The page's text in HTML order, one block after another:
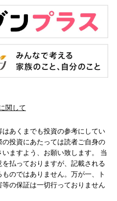
関して
あくまでも投資の参考にしてい
投資にあたっては読者ご自身の
ますよう、お願い致します。 当
払っておりますが、記載される
のではありません。万が一、ト
の保証は一切行っておりません